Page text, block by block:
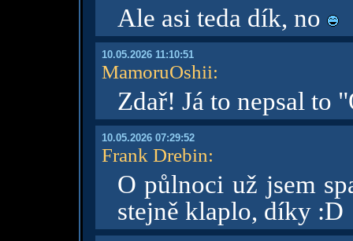
Ale asi teda dík, no
10.05.2026 11:10:51
MamoruOshii:
Zdař! Já to nepsal to
10.05.2026 07:29:52
Frank Drebin:
O půlnoci už jsem
stejně klaplo, díky :D